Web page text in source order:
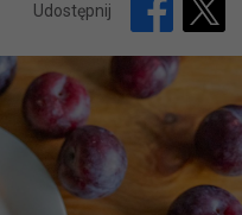
Udostępnij